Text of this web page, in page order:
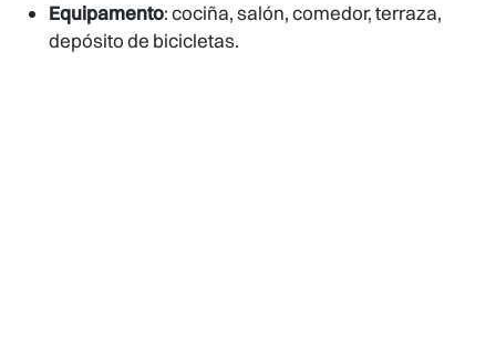
Equipamento: cociña, salón, comedor, terraza,
depósito de bicicletas.